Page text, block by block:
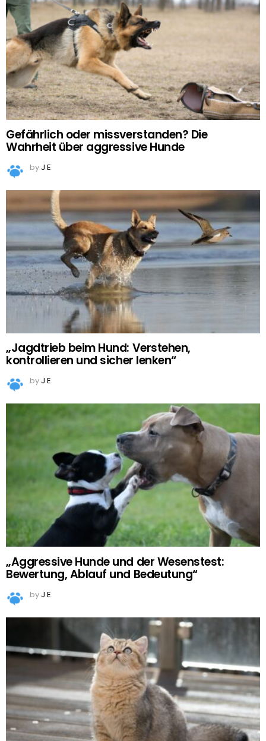
Gefährlich oder missverstanden? Die
Wahrheit über aggressive Hunde
by J E
„Jagdtrieb beim Hund: Verstehen,
kontrollieren und sicher lenken“
by J E
„Aggressive Hunde und der Wesenstest:
Bewertung, Ablauf und Bedeutung“
by J E